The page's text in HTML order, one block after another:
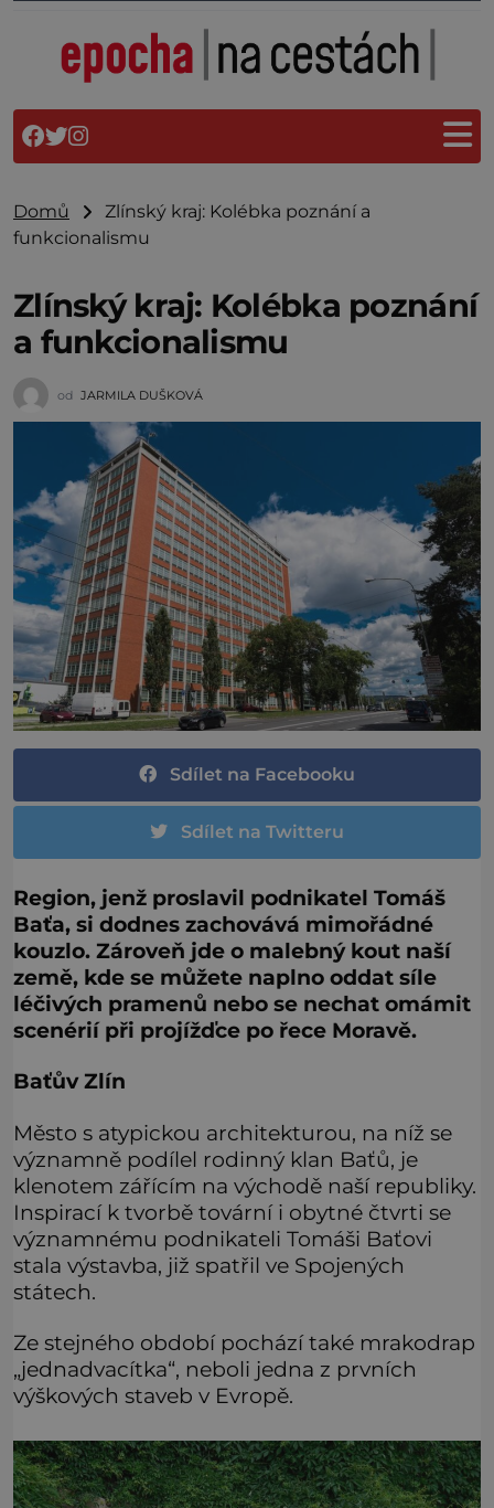
Domů
Zlínský kraj: Kolébka poznání a
funkcionalismu
Zlínský kraj: Kolébka poznání
a funkcionalismu
od JARMILA DUŠKOVÁ
Sdílet na Facebooku
Sdílet na Twitteru
Region, jenž proslavil podnikatel Tomáš
Baťa, si dodnes zachovává mimořádné
kouzlo. Zároveň jde o malebný kout naší
země, kde se můžete naplno oddat síle
léčivých pramenů nebo se nechat omámit
scenérií při projížďce po řece Moravě.
Baťův Zlín
Město s atypickou architekturou, na níž se
významně podílel rodinný klan Baťů, je
klenotem zářícím na východě naší republiky.
Inspirací k tvorbě tovární i obytné čtvrti se
významnému podnikateli Tomáši Baťovi
stala výstavba, již spatřil ve Spojených
státech.
Ze stejného období pochází také mrakodrap
„jednadvacítka“, neboli jedna z prvních
výškových staveb v Evropě.